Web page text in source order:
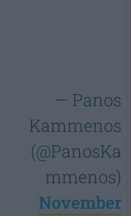
— Panos
Kammenos
(@PanosKa
mmenos)
November